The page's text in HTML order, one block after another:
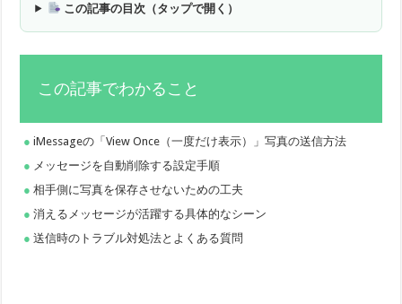
この記事の目次（タップで開く）
この記事でわかること
iMessageの「View Once（一度だけ表示）」写真の送信方法
メッセージを自動削除する設定手順
相手側に写真を保存させないための工夫
消えるメッセージが活躍する具体的なシーン
送信時のトラブル対処法とよくある質問